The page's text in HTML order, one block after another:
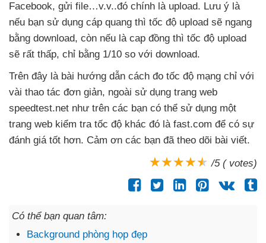
Facebook, gửi file…v.v..đó chính là upload. Lưu ý là
nếu bạn sử dụng cáp quang thì tốc độ upload sẽ ngang
bằng download, còn nếu là cap đồng thì tốc độ upload
sẽ rất thấp, chỉ bằng 1/10 so với download.
Trên đây là bài hướng dẫn cách đo tốc độ mạng chỉ với
vài thao tác đơn giản, ngoài sử dụng trang web
speedtest.net như trên các bạn có thể sử dụng một
trang web kiểm tra tốc độ khác đó là fast.com để có sự
đánh giá tốt hơn. Cảm ơn các bạn đã theo dõi bài viết.
/5 ( votes)
Có thể bạn quan tâm:
Background phòng họp đẹp